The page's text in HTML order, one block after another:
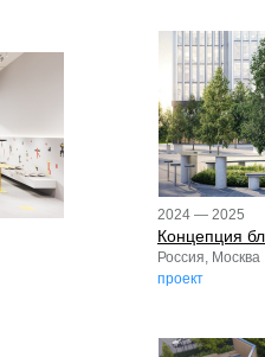
2024 — 2025
Концепция
Россия, Москва
проект